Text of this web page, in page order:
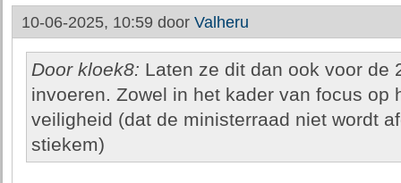
10-06-2025, 10:59 door Valheru
Door kloek8: Laten ze dit dan ook voor de
invoeren. Zowel in het kader van focus op
veiligheid (dat de ministerraad niet wordt
stiekem)